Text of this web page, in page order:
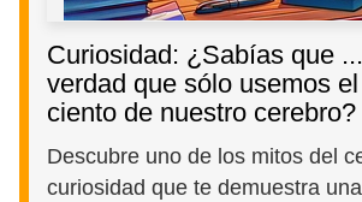
Curiosidad: ¿Sabías que
verdad que sólo usemos
ciento de nuestro cerebro?
Descubre uno de los mitos del
curiosidad que te demuestra